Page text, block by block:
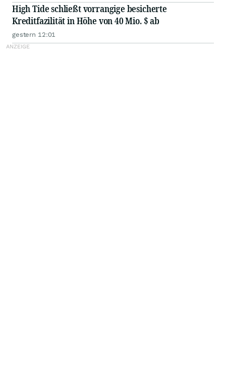
High Tide schließt vorrangige besicherte
Kreditfazilität in Höhe von 40 Mio. $ ab
gestern 12:01